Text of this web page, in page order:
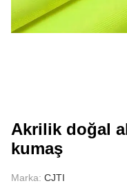
BIZIMLE ILETIŞIME
Akrilik doğal
kumaş
Marka: CJTI